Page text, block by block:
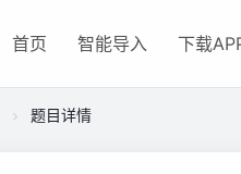
首页 智能导入 下载
题目详情